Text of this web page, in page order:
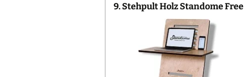
9. Stehpult Holz Standome Free